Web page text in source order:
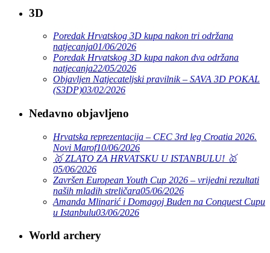
3D
Poredak Hrvatskog 3D kupa nakon tri održana
natjecanja01/06/2026
Poredak Hrvatskog 3D kupa nakon dva održana
natjecanja22/05/2026
Objavljen Natjecateljski pravilnik – SAVA 3D POKAL
(S3DP)03/02/2026
Nedavno objavljeno
Hrvatska reprezentacija – CEC 3rd leg Croatia 2026.
Novi Marof10/06/2026
🥇 ZLATO ZA HRVATSKU U ISTANBULU! 🥇
05/06/2026
Završen European Youth Cup 2026 – vrijedni rezultati
naših mladih streličara05/06/2026
Amanda Mlinarić i Domagoj Buden na Conquest Cupu
u Istanbulu03/06/2026
World archery